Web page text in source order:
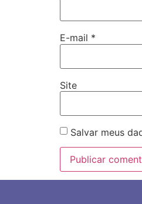
E-mail *
Site
Salvar meus